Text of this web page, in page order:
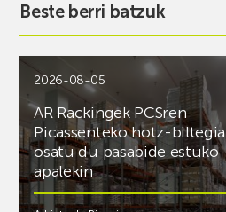
Beste berri batzuk
2026-08-05
AR Rackingek PCSren
Picassenteko hotz-biltegia
osatu du pasabide estuko
apalekin